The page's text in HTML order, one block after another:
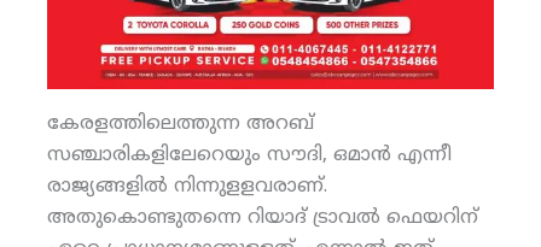
കേരളത്തിലെത്തുന്ന അറബ്
സഞ്ചാരികളിലേറെയും സൗദി, ഒമാന്‍ എന്നീ
രാജ്യങ്ങളില്‍ നിന്നുളളവരാണ്.
അതുകൊണ്ടുതന്നെ റിയാദ് ട്രാവല്‍ ഫെയറിന്